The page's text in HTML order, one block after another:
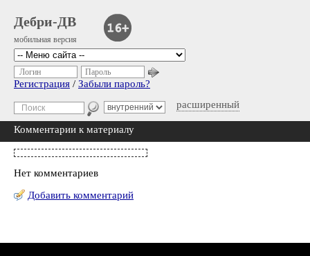
Дебри-ДВ
мобильная версия
расширенный
Логин Пароль
Регистрация / Забыли пароль?
Комментарии к материалу
Нет комментариев
Добавить комментарий